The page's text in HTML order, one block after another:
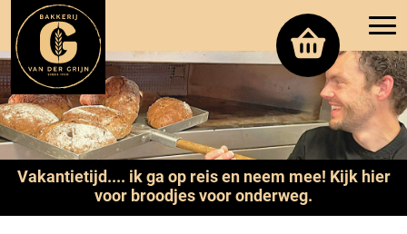
Vakantietijd.... ik ga op reis en neem mee! Kijk hier
voor broodjes voor onderweg.